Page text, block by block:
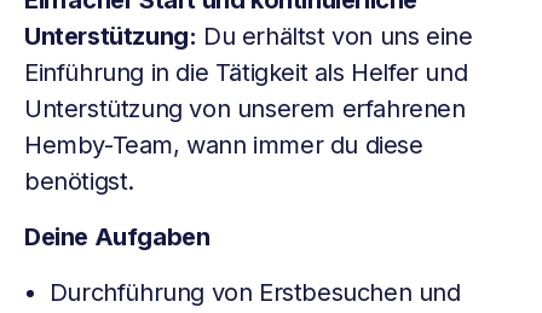
Unterstützung: Du erhältst von uns eine
Einführung in die Tätigkeit als Helfer und
Unterstützung von unserem erfahrenen
Hemby-Team, wann immer du diese
benötigst.
Deine Aufgaben
Durchführung von Erstbesuchen und